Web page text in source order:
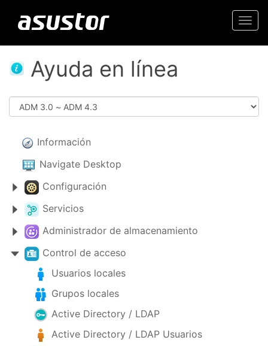
Ayuda en línea
Información
Navigate Desktop
Configuración
Servicios
Administrador de almacenamiento
Control de acceso
Usuarios locales
Grupos locales
Active Directory / LDAP
Active Directory / LDAP Usuarios